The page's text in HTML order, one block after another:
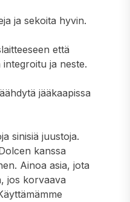
ja sekoita hyvin.
että
ja neste.
jääkaapissa
sinisiä juustoja.
kanssa
Ainoa asia, jota
jos korvaava